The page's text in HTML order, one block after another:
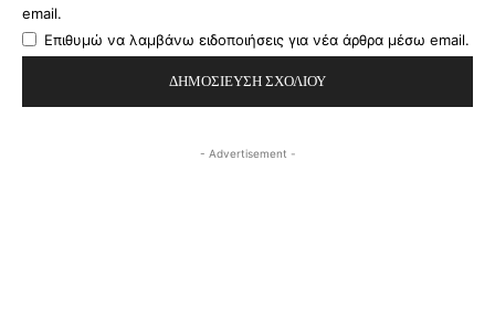
email.
Επιθυμώ να λαμβάνω ειδοποιήσεις για νέα άρθρα μέσω email.
- Advertisement -